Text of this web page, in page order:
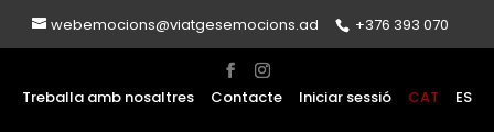
webemocions@viatgesemocions.ad +376 393 070
Treballa amb nosaltres Contacte Iniciar sessió CAT ES